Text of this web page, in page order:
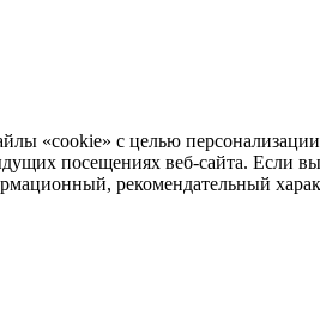
«cookie» с целью
посещениях веб-сайта. Если вы
рекомендательный